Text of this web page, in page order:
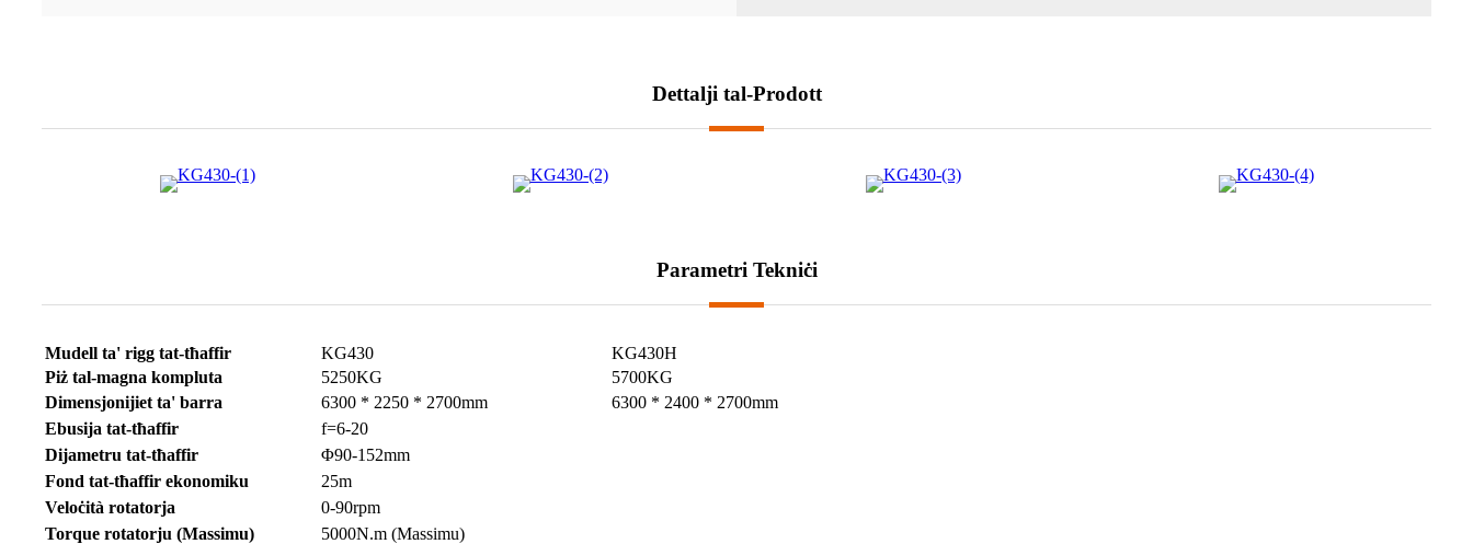
Dettalji tal-Prodott
Parametri Tekniċi
Mudell ta' rigg tat-tħaffir KG430
KG430H
Piż tal-magna kompluta
5250KG
5700KG
Dimensjonijiet ta' barra
6300 * 2250 * 2700mm
6300 * 2400 * 2700mm
Ebusija tat-tħaffir
f=6-20
Dijametru tat-tħaffir
Φ90-152mm
Fond tat-tħaffir ekonomiku
25m
Veloċità rotatorja
0-90rpm
Torque rotatorju (Massimu)
5000N.m (Massimu)